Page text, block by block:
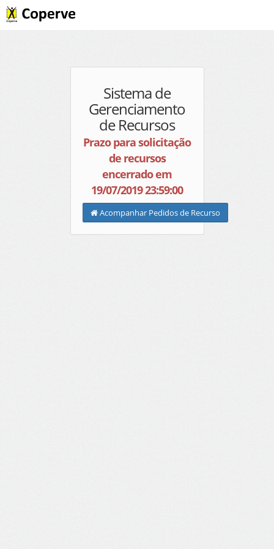
Sistema de
Gerenciamento
de Recursos
Prazo para solicitação
de recursos
encerrado em
19/07/2019 23:59:00
Acompanhar Pedidos de Recurso